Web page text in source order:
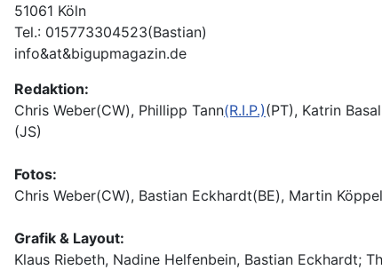
51061 Köln
Tel.: 015773304523(Bastian)
info&at&bigupmagazin.de
Redaktion:
Chris Weber(CW), Phillipp Tann(R.I.P.)(PT), Katrin
(JS)
Fotos:
Chris Weber(CW), Bastian Eckhardt(BE), Martin
Grafik & Layout:
Klaus Riebeth, Nadine Helfenbein, Bastian Eckhardt;